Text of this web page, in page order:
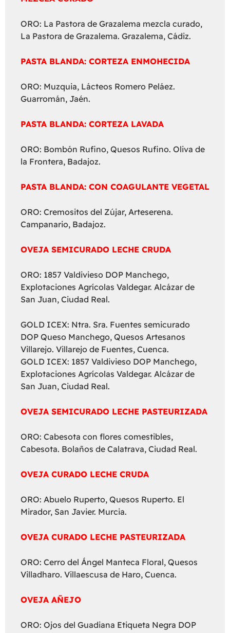
ORO: La Pastora de Grazalema mezcla curado,
La Pastora de Grazalema. Grazalema, Cádiz.
PASTA BLANDA: CORTEZA ENMOHECIDA
ORO: Muzquia, Lácteos Romero Peláez.
Guarromán, Jaén.
PASTA BLANDA: CORTEZA LAVADA
ORO: Bombón Rufino, Quesos Rufino. Oliva de
la Frontera, Badajoz.
PASTA BLANDA: CON COAGULANTE VEGETAL
ORO: Cremositos del Zújar, Arteserena.
Campanario, Badajoz.
OVEJA SEMICURADO LECHE CRUDA
ORO: 1857 Valdivieso DOP Manchego,
Explotaciones Agrícolas Valdegar. Alcázar de
San Juan, Ciudad Real.
GOLD ICEX: Ntra. Sra. Fuentes semicurado
DOP Queso Manchego, Quesos Artesanos
Villarejo. Villarejo de Fuentes, Cuenca.
GOLD ICEX: 1857 Valdivieso DOP Manchego,
Explotaciones Agrícolas Valdegar. Alcázar de
San Juan, Ciudad Real.
OVEJA SEMICURADO LECHE PASTEURIZADA
ORO: Cabesota con flores comestibles,
Cabesota. Bolaños de Calatrava, Ciudad Real.
OVEJA CURADO LECHE CRUDA
ORO: Abuelo Ruperto, Quesos Ruperto. El
Mirador, San Javier. Murcia.
OVEJA CURADO LECHE PASTEURIZADA
ORO: Cerro del Ángel Manteca Floral, Quesos
Villadharo. Villaescusa de Haro, Cuenca.
OVEJA AÑEJO
ORO: Ojos del Guadiana Etiqueta Negra DOP